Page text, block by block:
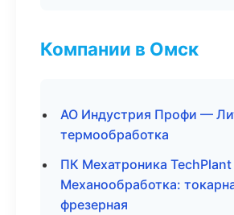
Компании в Омск
АО Индустрия Профи —
термообработка
ПК Мехатроника
Механообработка:
фрезерная